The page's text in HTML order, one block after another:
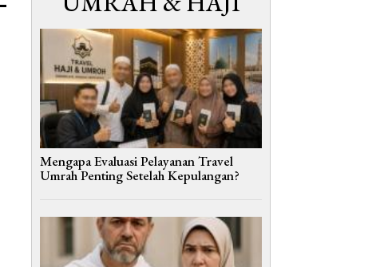
Mengapa Evaluasi Pelayanan Travel
Umrah Penting Setelah Kepulangan?